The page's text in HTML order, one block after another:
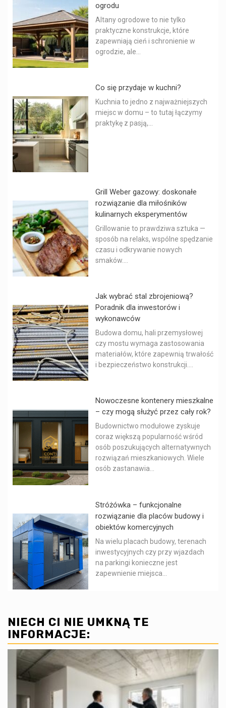
ogrodu
Altany ogrodowe to nie tylko
praktyczne konstrukcje, które
zapewniają cień i schronienie w
ogrodzie, ale...
Co się przydaje w kuchni?
Kuchnia to jedno z najważniejszych
miejsc w domu – to tutaj łączymy
praktykę z pasją,...
Grill Weber gazowy: doskonałe
rozwiązanie dla miłośników
kulinarnych eksperymentów
Grillowanie to prawdziwa sztuka —
sposób na relaks, wspólne spędzanie
czasu i odkrywanie nowych
smaków....
Jak wybrać stal zbrojeniową?
Poradnik dla inwestorów i
wykonawców
Budowa domu, hali przemysłowej
czy mostu wymaga zastosowania
materiałów, które zapewnią trwałość
i bezpieczeństwo konstrukcji....
Nowoczesne kontenery mieszkalne
– czy mogą służyć przez cały rok?
Budownictwo modułowe zyskuje
coraz większą popularność wśród
osób poszukujących alternatywnych
rozwiązań mieszkaniowych. Wiele
osób zastanawia...
Stróżówka – funkcjonalne
rozwiązanie dla placów budowy i
obiektów komercyjnych
Na wielu placach budowy, terenach
inwestycyjnych czy przy wjazdach
na parkingi konieczne jest
zapewnienie miejsca...
NIECH CI NIE UMKNĄ TE
INFORMACJE: